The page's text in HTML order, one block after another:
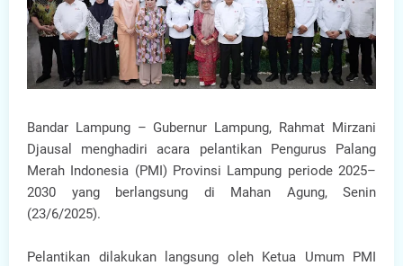
Bandar Lampung – Gubernur Lampung, Rahmat Mirzani
Djausal menghadiri acara pelantikan Pengurus Palang
Merah Indonesia (PMI) Provinsi Lampung periode 2025–
2030 yang berlangsung di Mahan Agung, Senin
(23/6/2025).
Pelantikan dilakukan langsung oleh Ketua Umum PMI